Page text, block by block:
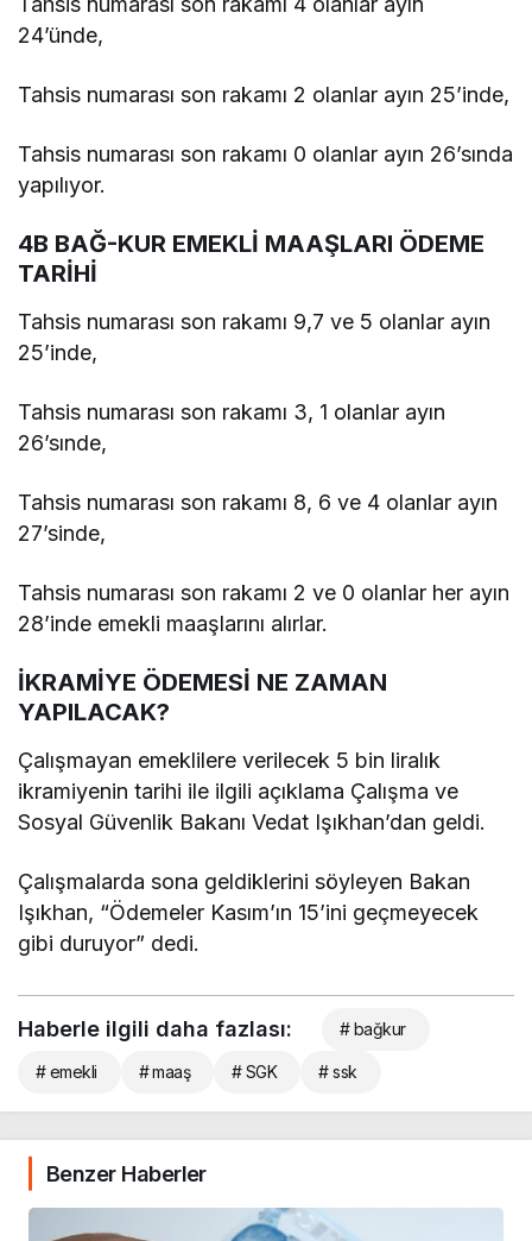
24’ünde,
Tahsis numarası son rakamı 2 olanlar ayın 25’inde,
Tahsis numarası son rakamı 0 olanlar ayın 26’sında
yapılıyor.
4B BAĞ-KUR EMEKLİ MAAŞLARI ÖDEME
TARİHİ
Tahsis numarası son rakamı 9,7 ve 5 olanlar ayın
25’inde,
Tahsis numarası son rakamı 3, 1 olanlar ayın
26’sınde,
Tahsis numarası son rakamı 8, 6 ve 4 olanlar ayın
27’sinde,
Tahsis numarası son rakamı 2 ve 0 olanlar her ayın
28’inde emekli maaşlarını alırlar.
İKRAMİYE ÖDEMESİ NE ZAMAN
YAPILACAK?
Çalışmayan emeklilere verilecek 5 bin liralık
ikramiyenin tarihi ile ilgili açıklama Çalışma ve
Sosyal Güvenlik Bakanı Vedat Işıkhan’dan geldi.
Çalışmalarda sona geldiklerini söyleyen Bakan
Işıkhan, “Ödemeler Kasım’ın 15’ini geçmeyecek
gibi duruyor” dedi.
Haberle ilgili daha fazlası: # bağkur
# emekli # maaş # SGK # ssk
Benzer Haberler